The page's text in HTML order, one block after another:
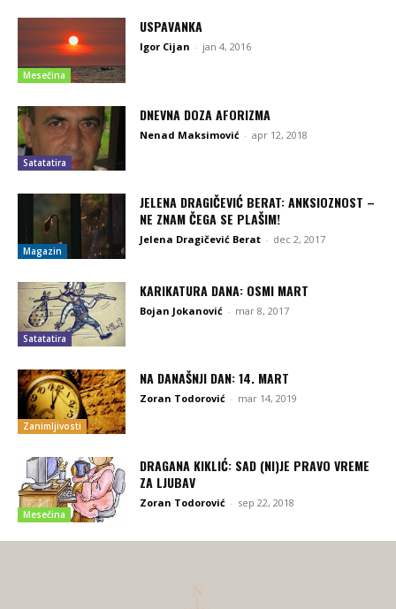
Mesečina
USPAVANKA
Igor Cijan - jan 4, 2016
Satatatira
DNEVNA DOZA AFORIZMA
Nenad Maksimović - apr 12, 2018
Magazin
JELENA DRAGIČEVIĆ BERAT: ANKSIOZNOST –
NE ZNAM ČEGA SE PLAŠIM!
Jelena Dragičević Berat - dec 2, 2017
Satatatira
KARIKATURA DANA: OSMI MART
Bojan Jokanović - mar 8, 2017
Zanimljivosti
NA DANAŠNJI DAN: 14. MART
Zoran Todorović - mar 14, 2019
Mesečina
DRAGANA KIKLIĆ: SAD (NI)JE PRAVO VREME
ZA LJUBAV
Zoran Todorović - sep 22, 2018